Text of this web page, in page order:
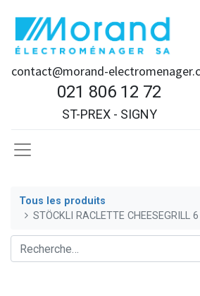
contact@morand-
021 806 12 72
ST-PREX - SIGNY
Tous les produits
STÖCKLI RACLETTE CHEESEGRILL